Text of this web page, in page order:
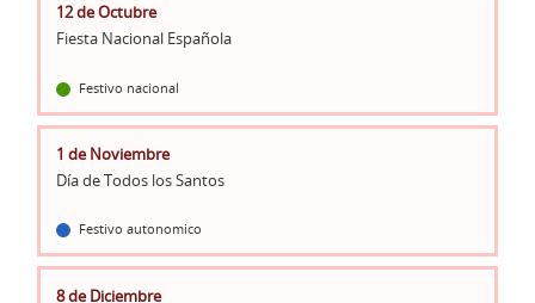
12 de Octubre
Fiesta Nacional Española
Festivo nacional
1 de Noviembre
Día de Todos los Santos
Festivo autonomico
8 de Diciembre